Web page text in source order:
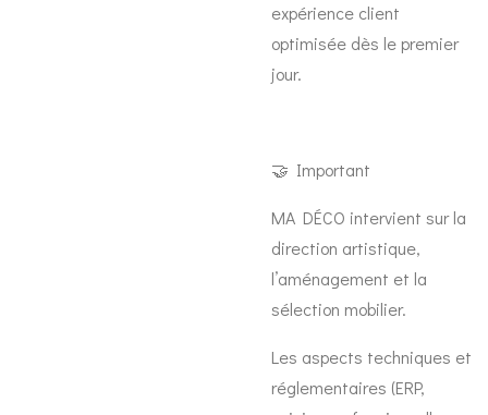
expérience client
optimisée dès le premier
jour.
🤝 Important
MA DÉCO intervient sur la
direction artistique,
l’aménagement et la
sélection mobilier.
Les aspects techniques et
réglementaires (ERP,